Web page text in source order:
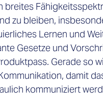
breites
zu bleiben,
Lernen und
Gesetze und
Gerade so
damit
kommuniziert